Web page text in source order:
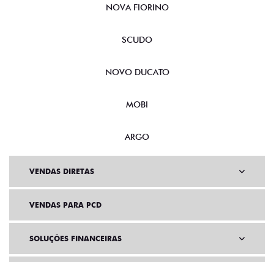
NOVA FIORINO
SCUDO
NOVO DUCATO
MOBI
ARGO
VENDAS DIRETAS
VENDAS PARA PCD
SOLUÇÕES FINANCEIRAS